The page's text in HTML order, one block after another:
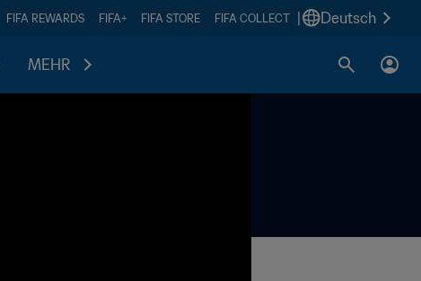
FIFA REWARDS FIFA+ FIFA STORE FIFA COLLECT Deutsch
MEHR